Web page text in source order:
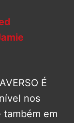
É
nos
também em